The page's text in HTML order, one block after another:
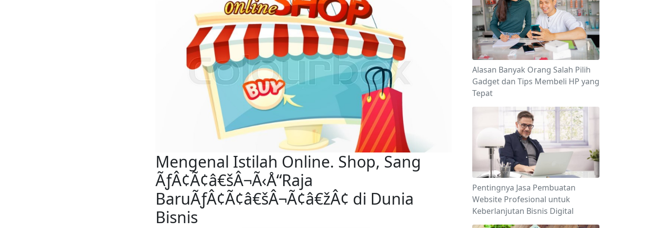
Mengenal Istilah Online. Shop, Sang
ÃƒÂ¢Ã¢â€šÂ¬Ã‹Å“Raja
BaruÃƒÂ¢Ã¢â€šÂ¬Ã¢â€žÂ¢ di Dunia
Bisnis
Alasan Banyak Orang Salah Pilih
Gadget dan Tips Membeli HP yang
Tepat
Pentingnya Jasa Pembuatan
Website Profesional untuk
Keberlanjutan Bisnis Digital